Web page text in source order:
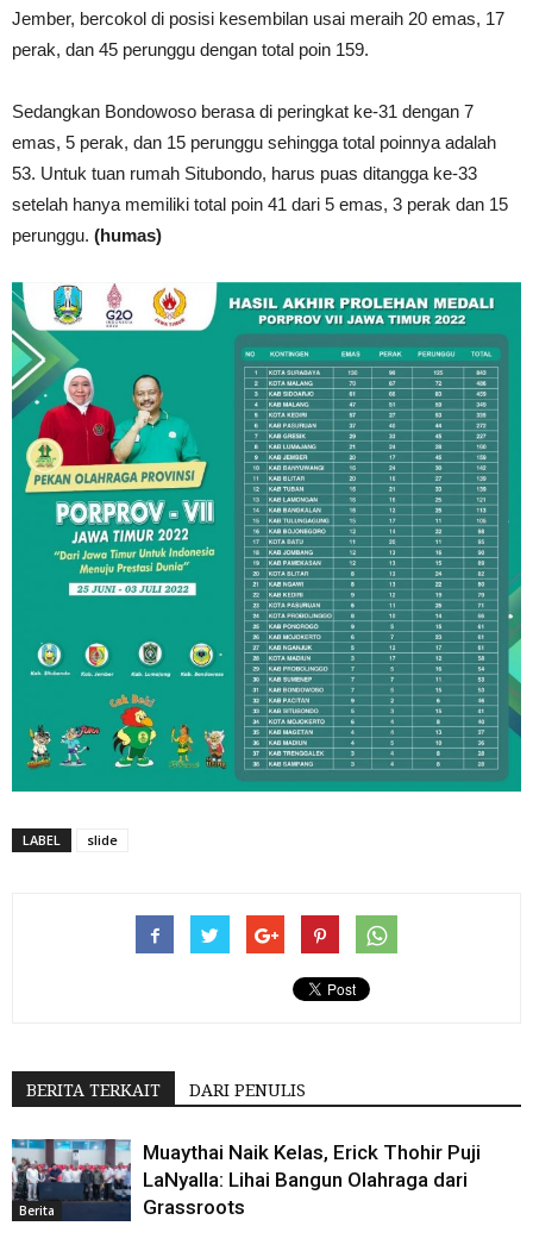
Jember, bercokol di posisi kesembilan usai meraih 20 emas, 17
perak, dan 45 perunggu dengan total poin 159.
Sedangkan Bondowoso berasa di peringkat ke-31 dengan 7
emas, 5 perak, dan 15 perunggu sehingga total poinnya adalah
53. Untuk tuan rumah Situbondo, harus puas ditangga ke-33
setelah hanya memiliki total poin 41 dari 5 emas, 3 perak dan 15
perunggu. (humas)
LABEL slide
BERITA TERKAIT DARI PENULIS
Berita
Muaythai Naik Kelas, Erick Thohir Puji
LaNyalla: Lihai Bangun Olahraga dari
Grassroots